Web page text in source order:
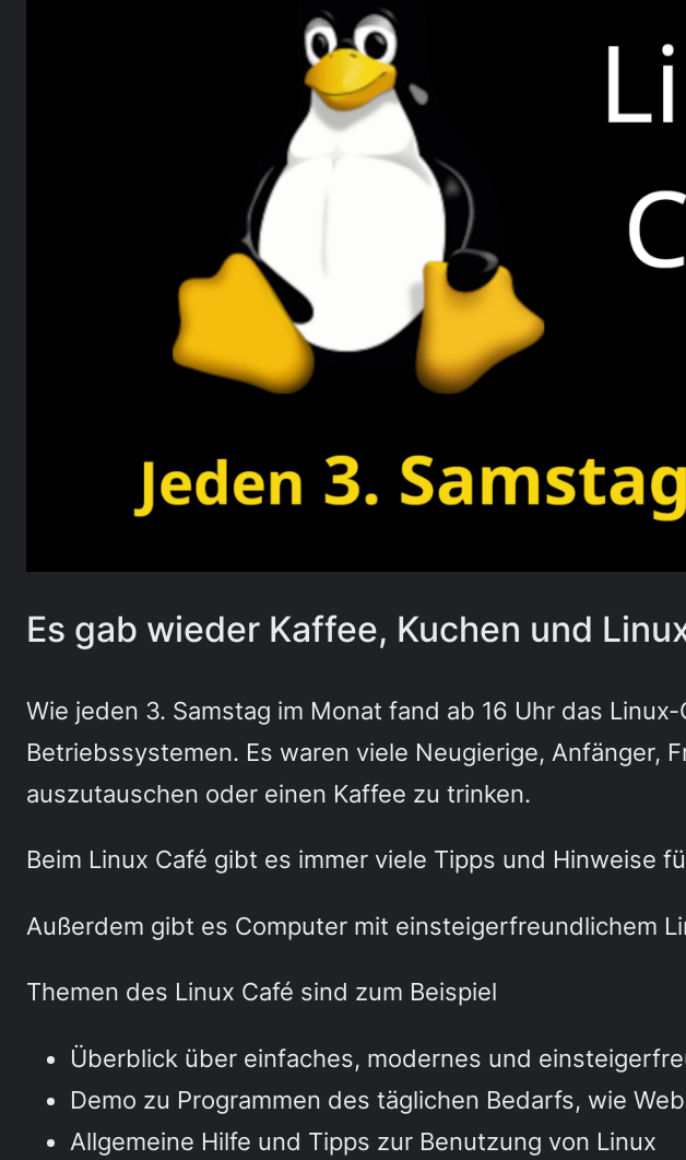
Es gab wieder Kaffee, Kuchen und
Wie jeden 3. Samstag im Monat fand ab 16 Uhr das
Betriebssystemen. Es waren viele Neugierige, Anfänger,
auszutauschen oder einen Kaffee zu trinken.
Beim Linux Café gibt es immer viele Tipps und Hinweise
Außerdem gibt es Computer mit einsteigerfreundlichem
Themen des Linux Café sind zum Beispiel
Überblick über einfaches, modernes und
Demo zu Programmen des täglichen Bedarfs, wie
Allgemeine Hilfe und Tipps zur Benutzung von Linux